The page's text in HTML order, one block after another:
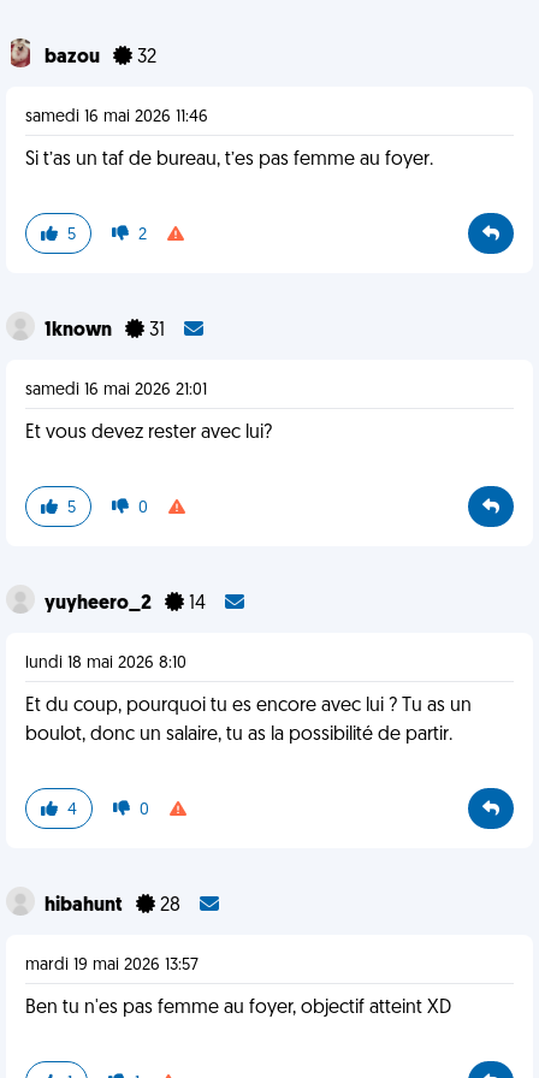
bazou 32
samedi 16 mai 2026 11:46
Si t’as un taf de bureau, t’es pas femme au foyer.
5 2
1known 31
samedi 16 mai 2026 21:01
Et vous devez rester avec lui?
5 0
yuyheero_2 14
lundi 18 mai 2026 8:10
Et du coup, pourquoi tu es encore avec lui ? Tu as un
boulot, donc un salaire, tu as la possibilité de partir.
4 0
hibahunt 28
mardi 19 mai 2026 13:57
Ben tu n'es pas femme au foyer, objectif atteint XD